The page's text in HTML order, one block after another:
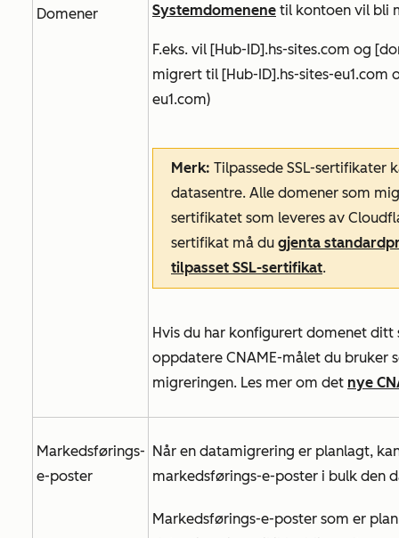
Domener Systemdomenene til kontoen vil bli
F.eks. vil [Hub-ID].hs-sites.com og
migrert til [Hub-ID].hs-sites-eu1.com
eu1.com)
Merk: Tilpassede SSL-sertifikater
datasentre. Alle domener som
sertifikatet som leveres av
sertifikat må du gjenta
tilpasset SSL-sertifikat.
Hvis du har konfigurert domenet
oppdatere CNAME-målet du bruker
migreringen. Les mer om det nye
Markedsførings-
e-poster
Når en datamigrering er planlagt,
markedsførings-e-poster i bulk den
Markedsførings-e-poster som er